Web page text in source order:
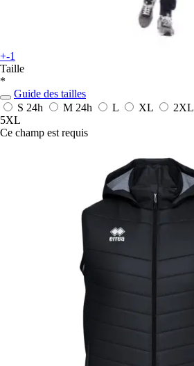
+-1
Taille
*
Guide des tailles
S 24h M 24h L XL 2XL
5XL
Ce champ est requis